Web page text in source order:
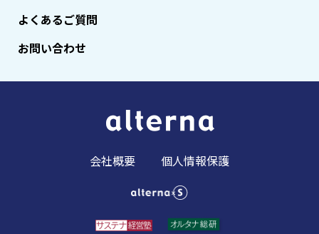
よくあるご質問
お問い合わせ
会社概要 個人情報保護